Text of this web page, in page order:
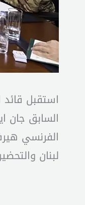
استقبل
السابق جان
الفرنسي
لبنان